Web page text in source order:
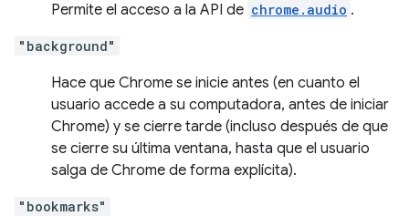
Permite el acceso a la API de chrome.audio .
"background"
Hace que Chrome se inicie antes (en cuanto el
usuario accede a su computadora, antes de iniciar
Chrome) y se cierre tarde (incluso después de que
se cierre su última ventana, hasta que el usuario
salga de Chrome de forma explícita).
"bookmarks"